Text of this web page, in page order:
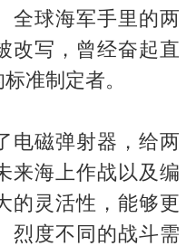
全球海军手里的两
改写，曾经奋起直
准制定者。
电磁弹射器，给两
来海上作战以及编
的灵活性，能够更
烈度不同的战斗需